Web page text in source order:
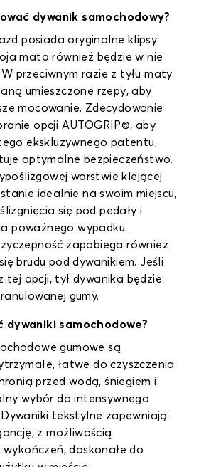
dywanik samochodowy?
posiada oryginalne klipsy
mata również będzie w nie
przeciwnym razie z tyłu maty
umieszczone rzepy, aby
mocowanie. Zdecydowanie
opcji AUTOGRIP©, aby
ekskluzywnego patentu,
optymalne bezpieczeństwo.
warstwie klejącej
idealnie na swoim miejscu,
się pod pedały i
poważnego wypadku.
zapobiega również
brudu pod dywanikiem. Jeśli
tej opcji, tył dywanika będzie
gumy.
dywaniki samochodowe?
gumowe są
łatwe do czyszczenia
przed wodą, śniegiem i
wybór do intensywnego
tekstylne zapewniają
z możliwością
doskonałe do